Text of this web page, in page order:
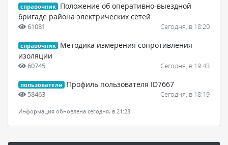
справочник
Положение об оперативно-выездной
бригаде района электрических сетей
61081 Сегодня, в 18:20
справочник
Методика измерения сопротивления
изоляции
60745 Сегодня, в 19:43
пользователи Профиль пользователя ID7667
58463 Сегодня, в 18:19
Информация обновлена сегодня, в 21:23